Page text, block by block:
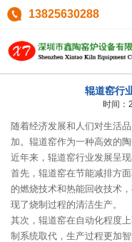
13825630288
辊道窑行
时间：
随着经济发展和人们对生活
加。辊道窑作为一种高效的
近年来，辊道窑行业发展呈现
首先，辊道窑在节能减排方
的燃烧技术和热能回收技术
现了烧制过程的清洁生产。
其次，辊道窑在自动化程度
制系统取代，生产过程更加